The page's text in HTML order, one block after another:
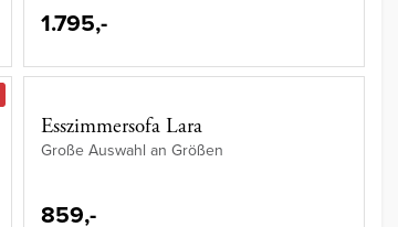
1.795,-
Esszimmersofa Lara
Große Auswahl an Größen
859,-